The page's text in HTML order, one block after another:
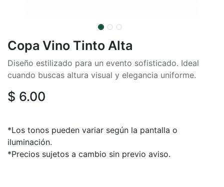
Copa Vino Tinto Alta
Diseño estilizado para un evento sofisticado. Ideal
cuando buscas altura visual y elegancia uniforme.
$ 6.00
*Los tonos pueden variar según la pantalla o
iluminación.
*Precios sujetos a cambio sin previo aviso.